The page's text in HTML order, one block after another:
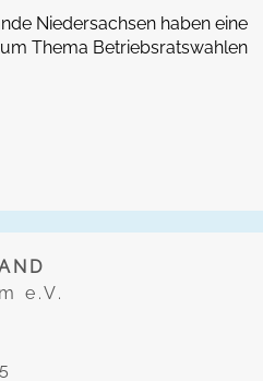
Niedersachsen haben eine
Thema Betriebsratswahlen
e.V.